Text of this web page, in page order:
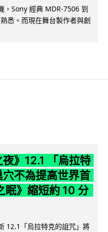
，Sony 經典 MDR-7506 到
悉。而現在舞台製作者與創
夜》12.1 「烏拉特
不為提高世界首
眠》縮短約 10 分
12.1「烏拉特克的詛咒」將